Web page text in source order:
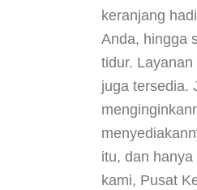
keranjang
Anda, hingga
tidur.
juga tersedia.
itu, dan
kami, Pusat